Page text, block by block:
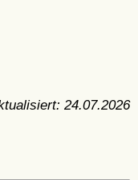
24.07.2026